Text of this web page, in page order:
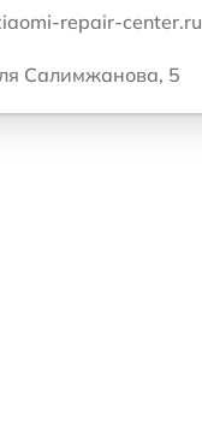
repair-center.ru
Салимжанова, 5